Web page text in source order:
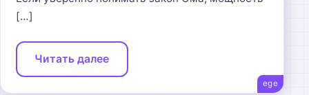
ege
[…]
Читать далее